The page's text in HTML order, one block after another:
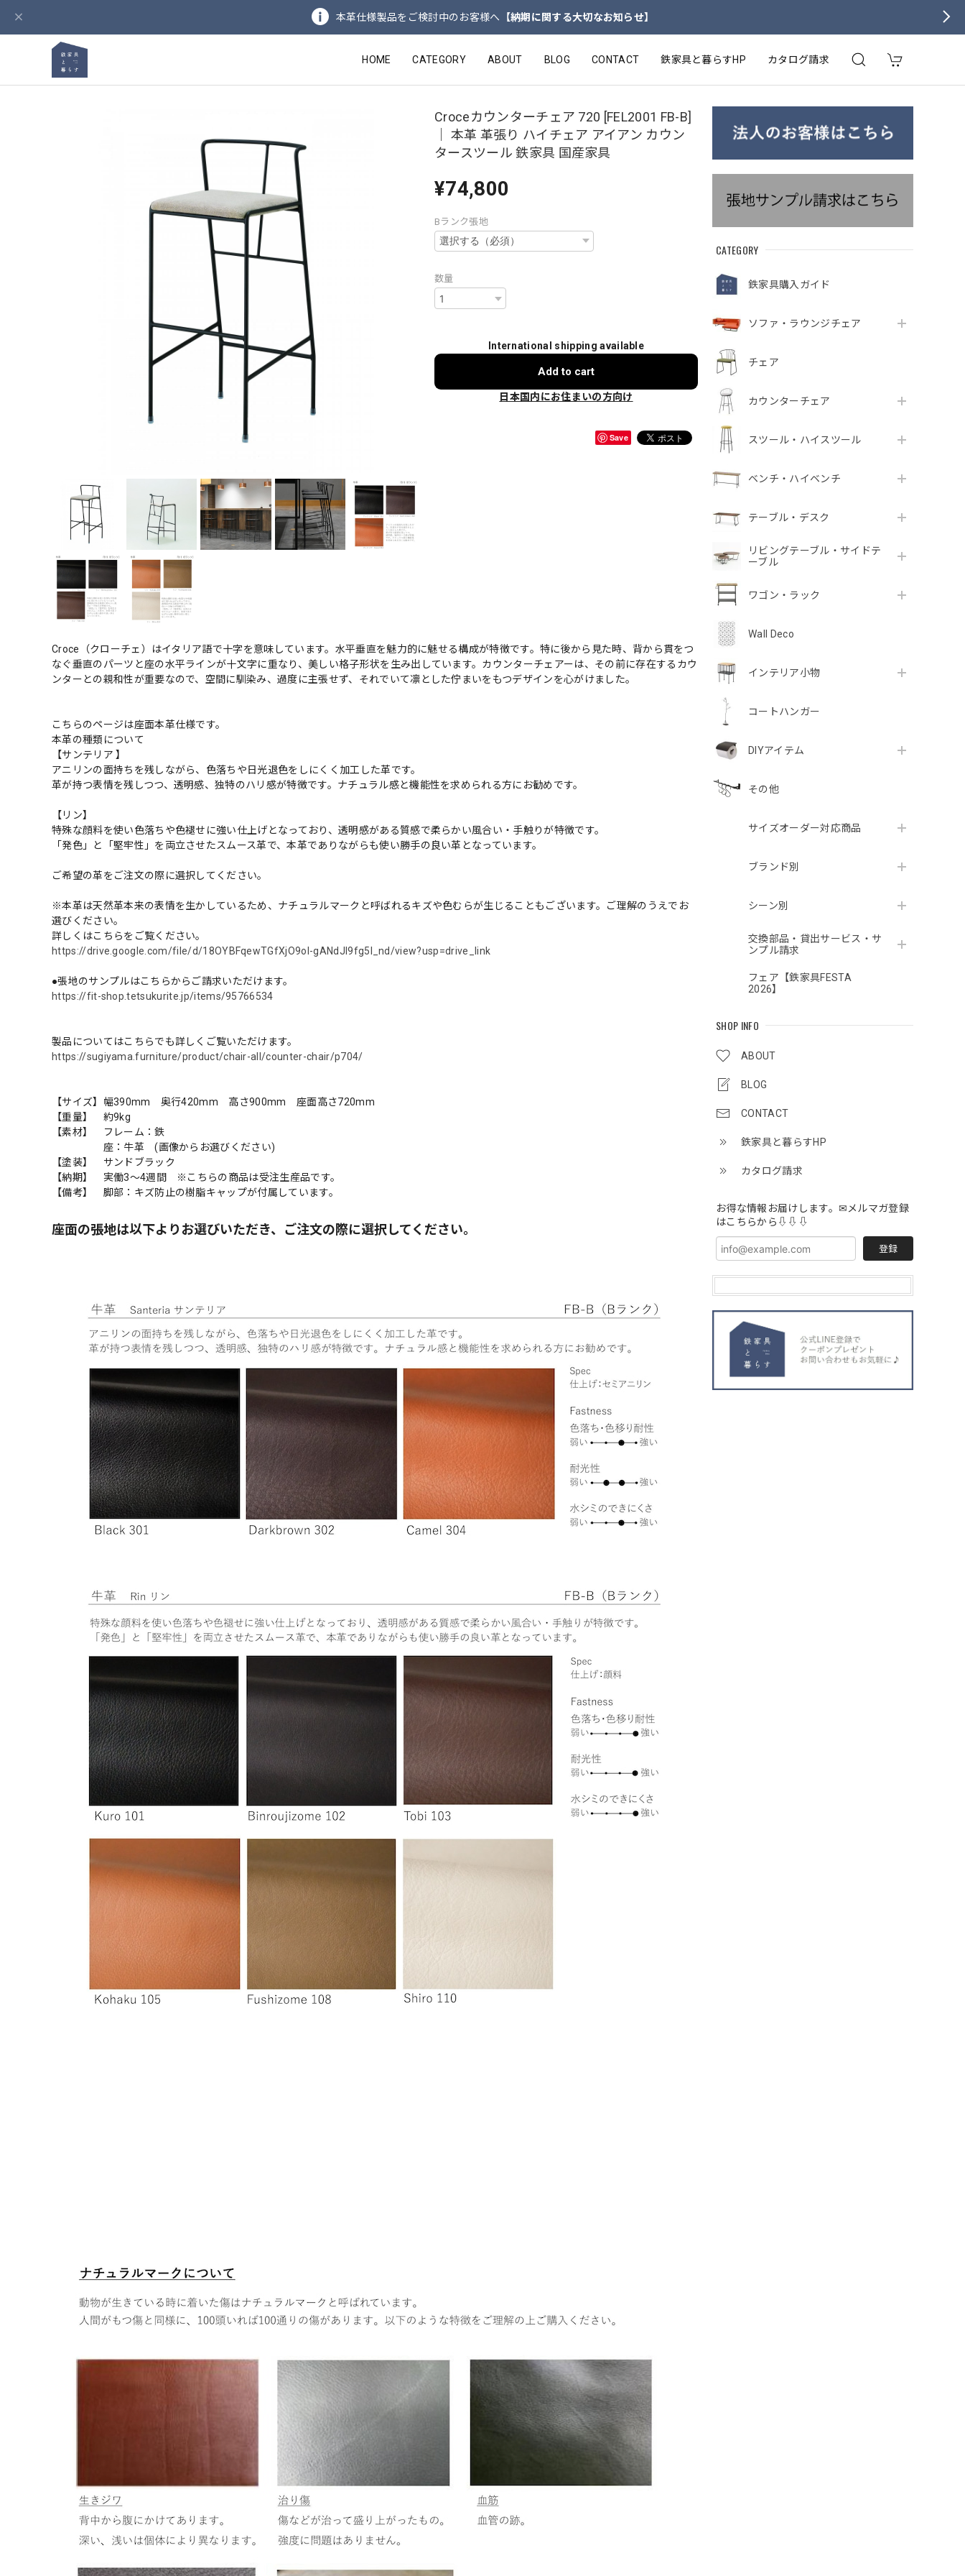
本革仕様製品をご検討中のお客様へ 【納期に関する大切なお知らせ】
HOME CATEGORY ABOUT BLOG CONTACT 鉄家具と暮らすHP カタログ請求
CATEGORY
鉄家具購入ガイド
ソファ・ラウンジチェア
チェア
カウンターチェア
スツール・ハイスツール
ベンチ・ハイベンチ
テーブル・デスク
リビングテーブル・サイドテ
ーブル
ワゴン・ラック
Wall Deco
インテリア小物
コートハンガー
DIYアイテム
その他
サイズオーダー対応商品
ブランド別
シーン別
交換部品・貸出サービス・サ
ンプル請求
フェア【鉄家具FESTA
2026】
SHOP INFO
ABOUT
BLOG
CONTACT
鉄家具と暮らすHP
カタログ請求
お得な情報お届けします。✉メルマガ登録
はこちらから⇩⇩⇩
登録
Croceカウンターチェア 720 [FEL2001 FB-B]
｜ 本革 革張り ハイチェア アイアン カウン
タースツール 鉄家具 国産家具
¥74,800
Bランク張地
数量
International shipping available
Add to cart
日本国内にお住まいの方向け
Save
Croce（クローチェ）はイタリア語で十字を意味しています。水平垂直を魅力的に魅せる構成が特徴です。特に後から見た時、背から貫をつ
なぐ垂直のパーツと座の水平ラインが十文字に重なり、美しい格子形状を生み出しています。カウンターチェアーは、その前に存在するカウ
ンターとの親和性が重要なので、空間に馴染み、過度に主張せず、それでいて凛とした佇まいをもつデザインを心がけました。
こちらのページは座面本革仕様です。
本革の種類について
【サンテリア 】
アニリンの面持ちを残しながら、色落ちや日光退色をしにくく加工した革です。
革が持つ表情を残しつつ、透明感、独特のハリ感が特徴です。ナチュラル感と機能性を求められる方にお勧めです。
【リン】
特殊な顔料を使い色落ちや色褪せに強い仕上げとなっており、透明感がある質感で柔らかい風合い・手触りが特徴です。
「発色」と「堅牢性」を両立させたスムース革で、本革でありながらも使い勝手の良い革となっています。
ご希望の革をご注文の際に選択してください。
※本革は天然革本来の表情を生かしているため、ナチュラルマークと呼ばれるキズや色むらが生じることもございます。ご理解のうえでお
選びください。
詳しくはこちらをご覧ください。
https://drive.google.com/file/d/18OYBFqewTGfXjO9ol-gANdJI9fg5l_nd/view?usp=drive_link
●張地のサンプルはこちらからご請求いただけます。
https://fit-shop.tetsukurite.jp/items/95766534
製品についてはこちらでも詳しくご覧いただけます。
https://sugiyama.furniture/product/chair-all/counter-chair/p704/
【サイズ】幅390mm 奥行420mm 高さ900mm 座面高さ720mm
【重量】 約9kg
【素材】 フレーム：鉄
座：牛革 (画像からお選びください)
【塗装】 サンドブラック
【納期】 実働3～4週間 ※こちらの商品は受注生産品です。
【備考】 脚部：キズ防止の樹脂キャップが付属しています。
座面の張地は以下よりお選びいただき、ご注文の際に選択してください。